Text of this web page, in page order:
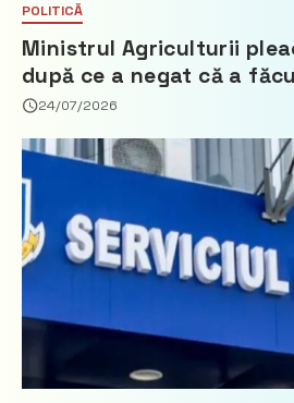
POLITICĂ
Ministrul Agriculturii
după ce a negat că a
Partidul Democrat
24/07/2026